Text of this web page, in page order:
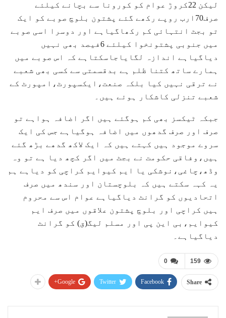
لیکن 22کروڑ عوام کو کورونا سے بچانے کیلئے
صرف70ارب روپے رکھے گئے پشتون بلوچ صوبے کو ایک
تو بجٹ انتہائی کم رکھاگیاہے اور دوسرا اسی صوبے
میں جنوبی پشتونخوا کیلئے 6فیصد بھی نہیں
دیاگیاہے اندازہ لگایاجاسکتاہے کہ اس صوبے میں
ہمارے ساتھ کتنا ظلم ہے بدقسمتی سے کسی بھی شعبے
نے ترقی نہیں کیا بلکہ صنعت،ایکسپورٹ،امپورٹ کے
شعبے تنزلی کاشکار ہوئے ہیں۔
جبکہ ٹیکسز بھی کم ہوگئے ہیں اگر اضافہ ہواہے تو
صرف اور صرف گدھوں میں اضافہ ہوگیاہے جس کی ایک
سروے موجود ہیں کہتے ہیں کہ ایک لاکھ گدھے بڑھ گئے
ہیں،وفاقی حکومت نے بجٹ میں اگر کچھ دیا ہے تو وہ
وڈھ،چاغی،نوشکی یا ایم کیوایم کراچی کو دیاہے ہم
یہ کہہ سکتے ہیں کہ بلوچستان اور سندھ میں صرف
اتحادیوں کو گرانٹ دیاگیاہے عوام اس سے محروم
ہیں کراچی اور بلوچ پشتون علاقوں میں صرف ایم
کیوایم،بی این پی اور مسلم لیگ(ق) کو گرانٹ
دیاگیاہے۔
0 159
Share
Facebook
Twitter
Google+